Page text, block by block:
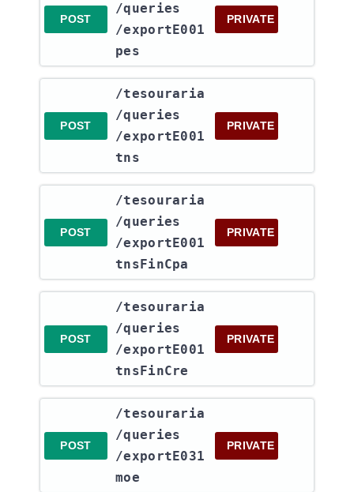
POST
/queries​
/exportE001
pes
PRIVATE
POST
​/tesouraria​
/queries​
/exportE001
tns
PRIVATE
POST
​/tesouraria​
/queries​
/exportE001
tnsFinCpa
PRIVATE
POST
​/tesouraria​
/queries​
/exportE001
tnsFinCre
PRIVATE
POST
​/tesouraria​
/queries​
/exportE031
moe
PRIVATE